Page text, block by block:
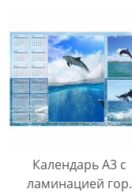
Календарь А3 с
ламинацией гор.